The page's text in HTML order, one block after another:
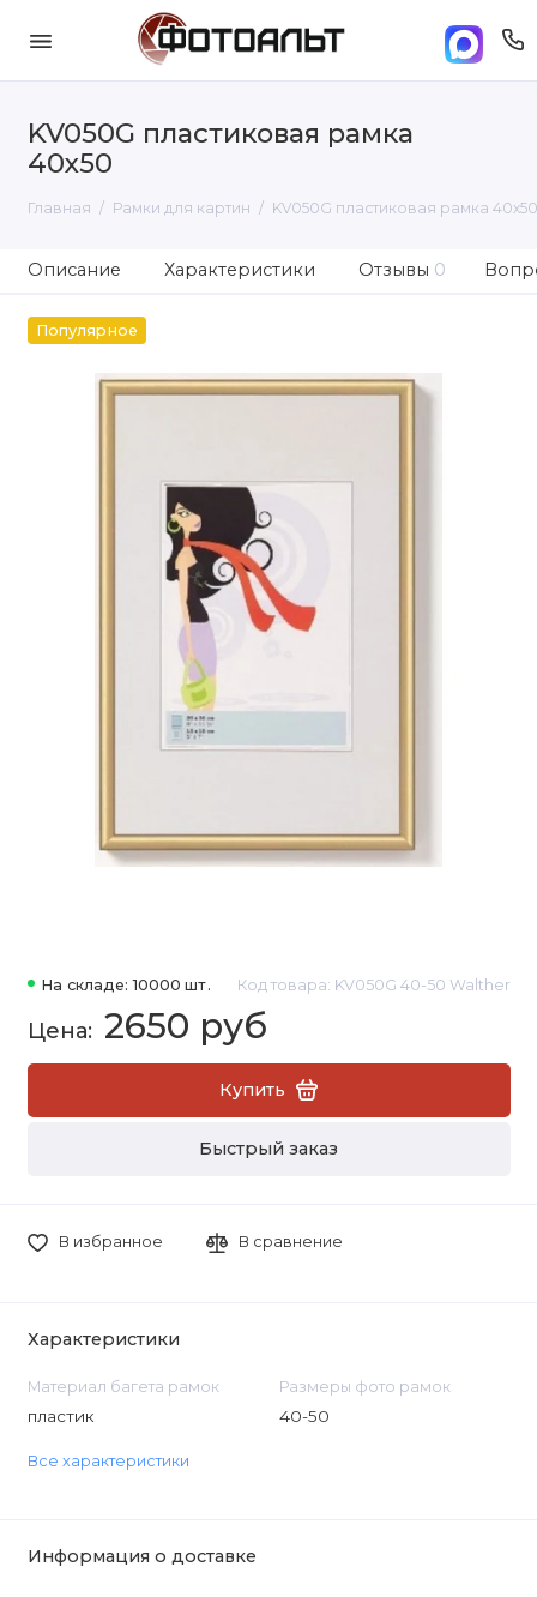
KV050G пластиковая рамка
40х50
Главная Рамки для картин KV050G пластиковая рамка 40х50
Описание Характеристики Отзывы 0
Популярное
На складе: 10000 шт. Код товара: KV050G 40-50 Walther
2650 руб
Купить
Быстрый заказ
В избранное В сравнение
Характеристики
Материал багета рамок
пластик
Размеры фото рамок
40-50
Все характеристики
Информация о доставке